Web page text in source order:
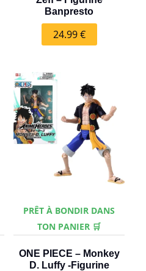
Banpresto
24.99€
PRÊT À BONDIR DANS
TON PANIER 🛒
ONE PIECE – Monkey
D. Luffy -Figurine